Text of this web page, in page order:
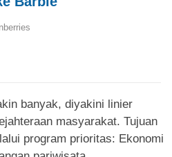
banyak, diyakini linier
masyarakat. Tujuan
program prioritas: Ekonomi